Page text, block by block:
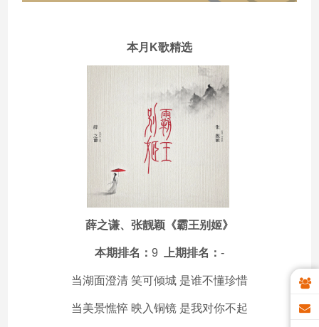
本月K歌精选
薛之谦、张靓颖《霸王别姬》
本期排名： 9 上期排名： -
当湖面澄清 笑可倾城 是谁不懂珍惜
当美景憔悴 映入铜镜 是我对你不起